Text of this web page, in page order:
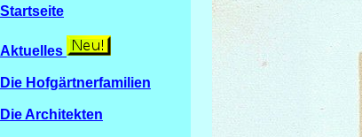
Startseite
Aktuelles
Die Hofgärtnerfamilien
Die Architekten